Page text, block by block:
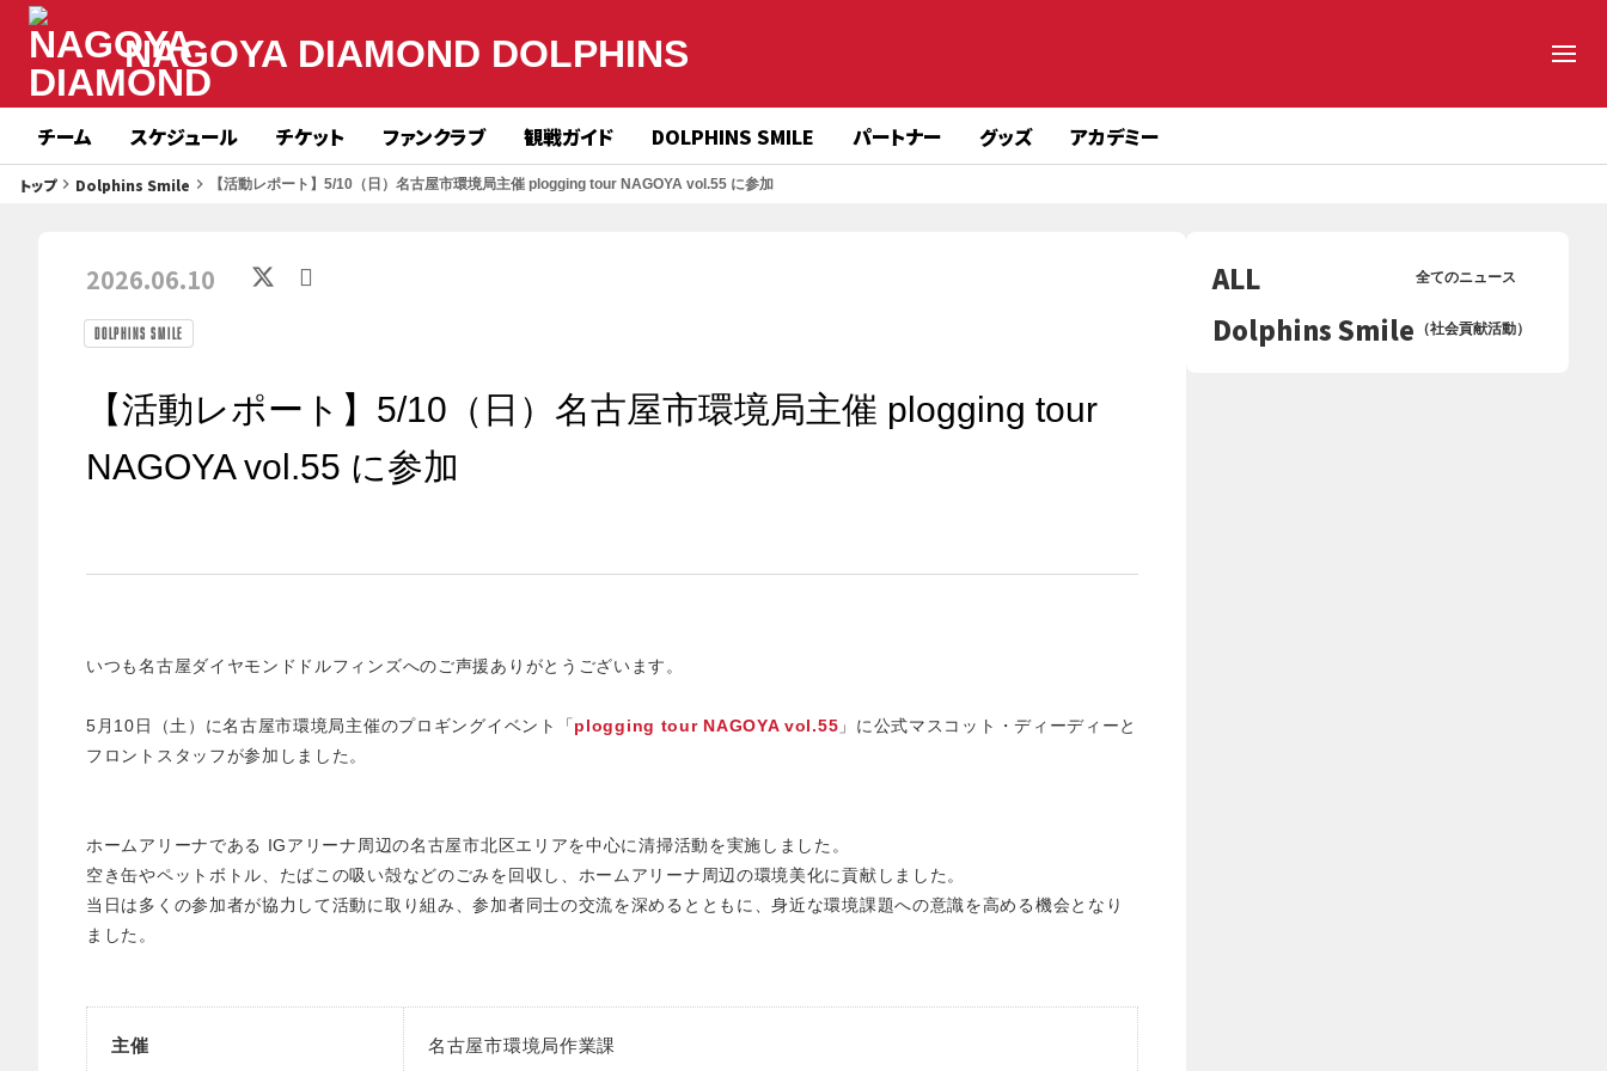
NAGOYA DIAMOND DOLPHINS
チーム スケジュール チケット ファンクラブ 観戦ガイド DOLPHINS SMILE パートナー グッズ アカデミー
トップkeyboard_arrow_right Dolphins Smile keyboard_arrow_right 【活動レポート】5/10（日）名古屋市環境局主催 plogging tour NAGOYA vol.55 に参加
Dolphins Smile
2026.06.10
【活動レポート】5/10（日）名古屋市環境局主催 plogging tour
NAGOYA vol.55 に参加
いつも名古屋ダイヤモンドドルフィンズへのご声援ありがとうございます。
5月10日（土）に名古屋市環境局主催のプロギングイベント「plogging tour NAGOYA vol.55 」に公式マスコット・ディーディーと
フロントスタッフが参加しました。
ホームアリーナである IGアリーナ周辺の名古屋市北区エリアを中心に清掃活動を実施しました。
空き缶やペットボトル、たばこの吸い殻などのごみを回収し、ホームアリーナ周辺の環境美化に貢献しました。
当日は多くの参加者が協力して活動に取り組み、参加者同士の交流を深めるとともに、身近な環境課題への意識を高める機会となり
ました。
主催 名古屋市環境局作業課
ALL 全てのニュース
Dolphins Smile （社会貢献活動）